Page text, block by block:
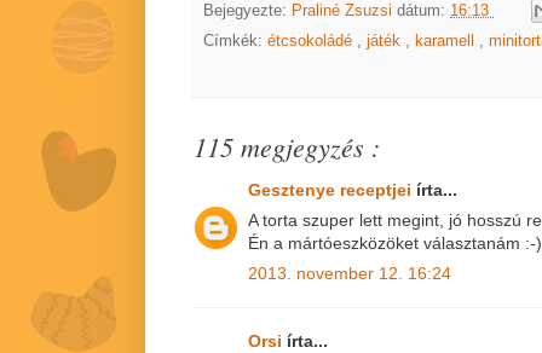
Bejegyezte: Praliné Zsuzsi dátum: 16:13
Címkék: étcsokoládé , játék , karamell ,
115 megjegyzés :
Gesztenye receptjei írta...
A torta szuper lett megint, jó hosszú
Én a mártóeszközöket választanám :-
2013. november 12. 16:24
Orsi írta...